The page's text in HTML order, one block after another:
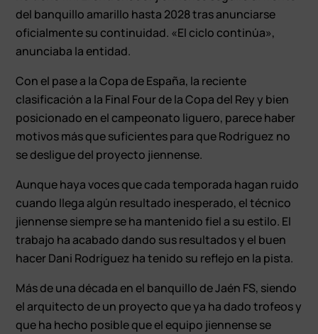
del banquillo amarillo hasta 2028 tras anunciarse
oficialmente su continuidad. «El ciclo continúa»,
anunciaba la entidad.
Con el pase a la Copa de España, la reciente
clasificación a la Final Four de la Copa del Rey y bien
posicionado en el campeonato liguero, parece haber
motivos más que suficientes para que Rodríguez no
se desligue del proyecto jiennense.
Aunque haya voces que cada temporada hagan ruido
cuando llega algún resultado inesperado, el técnico
jiennense siempre se ha mantenido fiel a su estilo. El
trabajo ha acabado dando sus resultados y el buen
hacer Dani Rodríguez ha tenido su reflejo en la pista.
Más de una década en el banquillo de Jaén FS, siendo
el arquitecto de un proyecto que ya ha dado trofeos y
que ha hecho posible que el equipo jiennense se